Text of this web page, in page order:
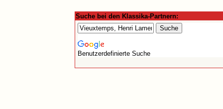
Suche bei den Klassika-Partnern:
Benutzerdefinierte Suche